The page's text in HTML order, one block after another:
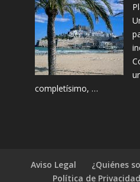
completísimo, …
Aviso Legal ¿Quiénes
Política de Privacidad